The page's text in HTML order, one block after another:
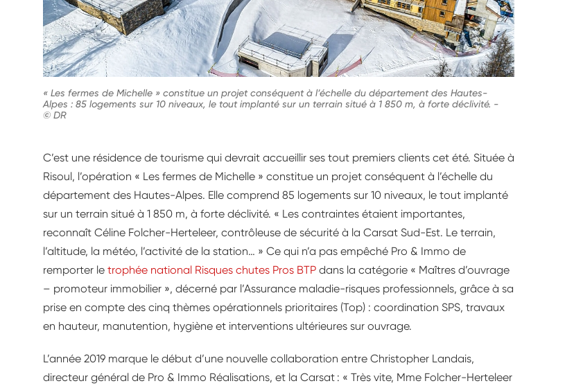
« Les fermes de Michelle » constitue un projet conséquent à l’échelle du département des Hautes-
Alpes : 85 logements sur 10 niveaux, le tout implanté sur un terrain situé à 1 850 m, à forte déclivité. -
© DR
C’est une résidence de tourisme qui devrait accueillir ses tout premiers clients cet été. Située à
Risoul, l’opération « Les fermes de Michelle » constitue un projet conséquent à l’échelle du
département des Hautes-Alpes. Elle comprend 85 logements sur 10 niveaux, le tout implanté
sur un terrain situé à 1 850 m, à forte déclivité. « Les contraintes étaient importantes,
reconnaît Céline Folcher-Herteleer, contrôleuse de sécurité à la Carsat Sud-Est. Le terrain,
l’altitude, la météo, l’activité de la station… » Ce qui n’a pas empêché Pro & Immo de
remporter le trophée national Risques chutes Pros BTP dans la catégorie « Maîtres d’ouvrage
– promoteur immobilier », décerné par l’Assurance maladie-risques professionnels, grâce à sa
prise en compte des cinq thèmes opérationnels prioritaires (Top) : coordination SPS, travaux
en hauteur, manutention, hygiène et interventions ultérieures sur ouvrage.
L’année 2019 marque le début d’une nouvelle collaboration entre Christopher Landais,
directeur général de Pro & Immo Réalisations, et la Carsat : « Très vite, Mme Folcher-Herteleer